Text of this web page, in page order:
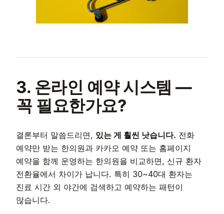
3. 온라인 예약 시스템 —
꼭 필요한가요?
결론부터 말씀드리면, 있는 게 훨씬 낫습니다. 전화
예약만 받는 한의원과 카카오 예약 또는 홈페이지
예약을 함께 운영하는 한의원을 비교하면, 신규 환자
전환율에서 차이가 납니다. 특히 30~40대 환자는
진료 시간 외 야간에 검색하고 예약하는 패턴이
많습니다.